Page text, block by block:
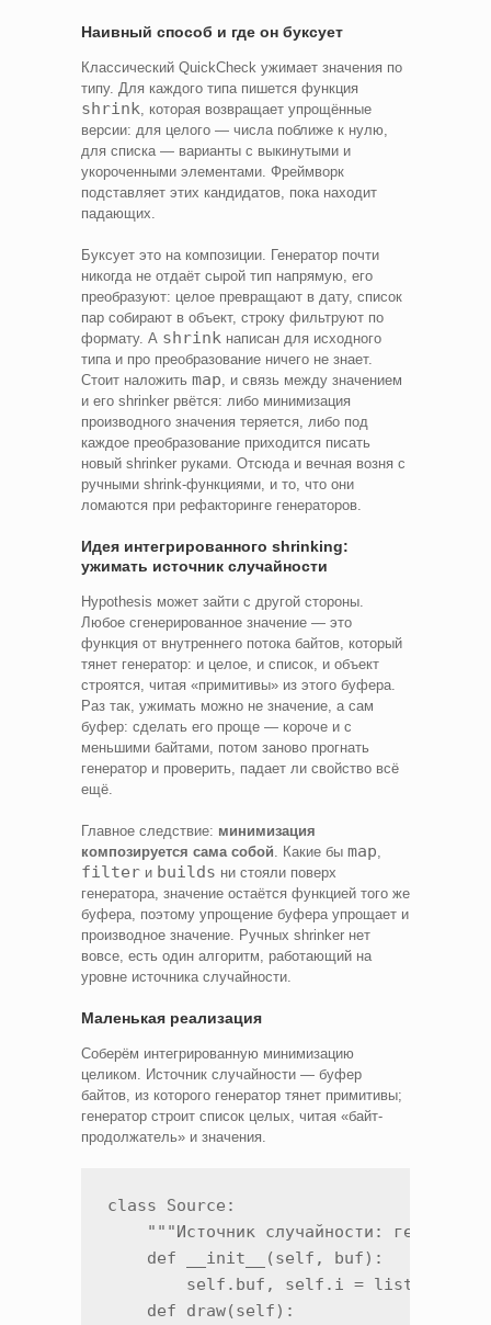
Наивный способ и где он буксует
Классический QuickCheck ужимает значения по
типу. Для каждого типа пишется функция
shrink , которая возвращает упрощённые
версии: для целого — числа поближе к нулю,
для списка — варианты с выкинутыми и
укороченными элементами. Фреймворк
подставляет этих кандидатов, пока находит
падающих.
Буксует это на композиции. Генератор почти
никогда не отдаёт сырой тип напрямую, его
преобразуют: целое превращают в дату, список
пар собирают в объект, строку фильтруют по
формату. А shrink написан для исходного
типа и про преобразование ничего не знает.
Стоит наложить map , и связь между значением
и его shrinker рвётся: либо минимизация
производного значения теряется, либо под
каждое преобразование приходится писать
новый shrinker руками. Отсюда и вечная возня с
ручными shrink-функциями, и то, что они
ломаются при рефакторинге генераторов.
Идея интегрированного shrinking:
ужимать источник случайности
Hypothesis может зайти с другой стороны.
Любое сгенерированное значение — это
функция от внутреннего потока байтов, который
тянет генератор: и целое, и список, и объект
строятся, читая «примитивы» из этого буфера.
Раз так, ужимать можно не значение, а сам
буфер: сделать его проще — короче и с
меньшими байтами, потом заново прогнать
генератор и проверить, падает ли свойство всё
ещё.
Главное следствие: минимизация
композируется сама собой . Какие бы map
filter и builds ни стояли поверх
генератора, значение остаётся функцией того же
буфера, поэтому упрощение буфера упрощает и
производное значение. Ручных shrinker нет
вовсе, есть один алгоритм, работающий на
уровне источника случайности.
Маленькая реализация
Соберём интегрированную минимизацию
целиком. Источник случайности — буфер
байтов, из которого генератор тянет примитивы;
генератор строит список целых, читая «байт-
продолжатель» и значения.
class Source:
"""Источник случайности: генератор
    def __init__(self, buf):
        self.buf, self.i = list(buf), 0
    def draw(self):